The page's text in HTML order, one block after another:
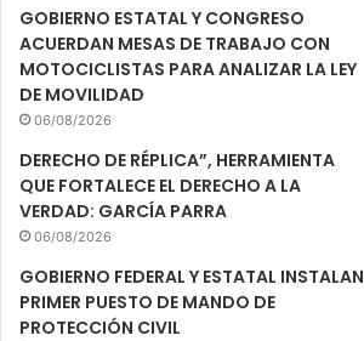
GOBIERNO ESTATAL Y CONGRESO
ACUERDAN MESAS DE TRABAJO CON
MOTOCICLISTAS PARA ANALIZAR LA LEY
DE MOVILIDAD
06/08/2026
DERECHO DE RÉPLICA”, HERRAMIENTA
QUE FORTALECE EL DERECHO A LA
VERDAD: GARCÍA PARRA
06/08/2026
GOBIERNO FEDERAL Y ESTATAL INSTALAN
PRIMER PUESTO DE MANDO DE
PROTECCIÓN CIVIL